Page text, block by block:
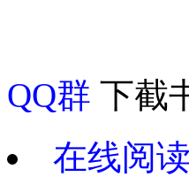
QQ群 下截
在线阅读